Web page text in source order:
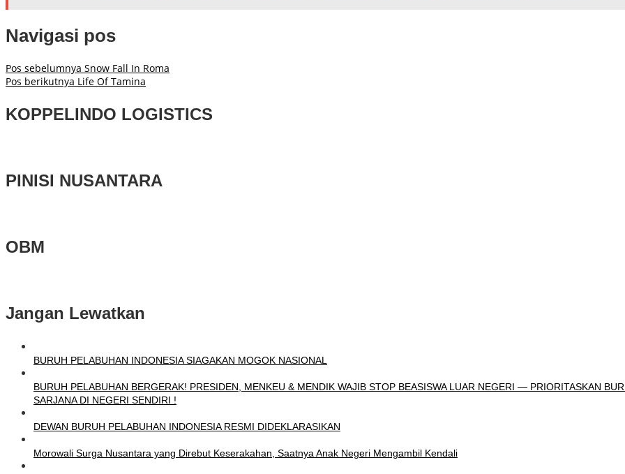
Navigasi pos
Pos sebelumnya Snow Fall In Roma
Pos berikutnya Life Of Tamina
KOPPELINDO LOGISTICS
PINISI NUSANTARA
OBM
Jangan Lewatkan
BURUH PELABUHAN INDONESIA SIAGAKAN MOGOK NASIONAL
BURUH PELABUHAN BERGERAK! PRESIDEN, MENKEU & MENDIK WAJIB STOP BEASISWA LUAR NEGERI — PRIORITASKAN
SARJANA DI NEGERI SENDIRI !
DEWAN BURUH PELABUHAN INDONESIA RESMI DIDEKLARASIKAN
Morowali Surga Nusantara yang Direbut Keserakahan, Saatnya Anak Negeri Mengambil Kendali